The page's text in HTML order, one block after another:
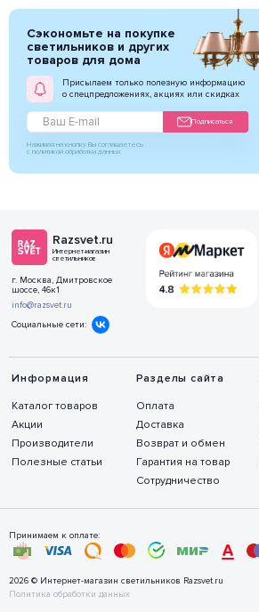
Сэкономьте на покупке
светильников и других
товаров для дома
Присылаем только полезную информацию
о спецпредложениях, акциях или скидках
Подписаться
Нажимая на кнопку Вы соглашаетесь
с политикой обработки данных
Razsvet.ru
Интернет-магазин
светильников
г. Москва, Дмитровское
шоссе, 46к1
info@razsvet.ru
Социальные сети:
Информация
Каталог товаров
Акции
Производители
Полезные статьи
Разделы сайта
Оплата
Доставка
Возврат и обмен
Гарантия на товар
Сотрудничество
Принимаем к оплате:
2026 © Интернет-магазин светильников Razsvet.ru
Политика обработки данных